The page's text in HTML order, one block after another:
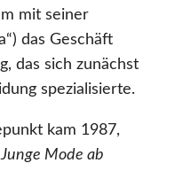
mit seiner
das Geschäft
das sich zunächst
spezialisierte.
kam 1987,
Mode ab